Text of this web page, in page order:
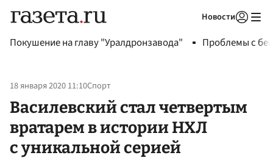
Новости
Покушение на главу "Уралдронзавода" Проблемы с
18 января 2020 11:10Спорт
Василевский стал четвертым
вратарем в истории НХЛ
с уникальной серией